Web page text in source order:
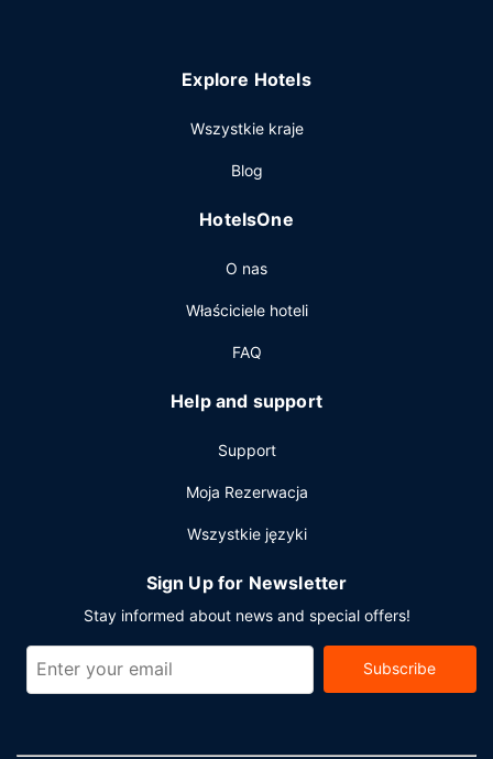
W obiekcie Best Western Sundowner apetyt gości
bezpłatne śniadanie pełne.
bezpłatne czasopisma w holu oraz recepcja całodobowa.
Explore Hotels
Wszystkie kraje
Blog
HotelsOne
O nas
Właściciele hoteli
FAQ
Help and support
Support
Moja Rezerwacja
Wszystkie języki
Sign Up for Newsletter
Stay informed about news and special offers!
Subscribe